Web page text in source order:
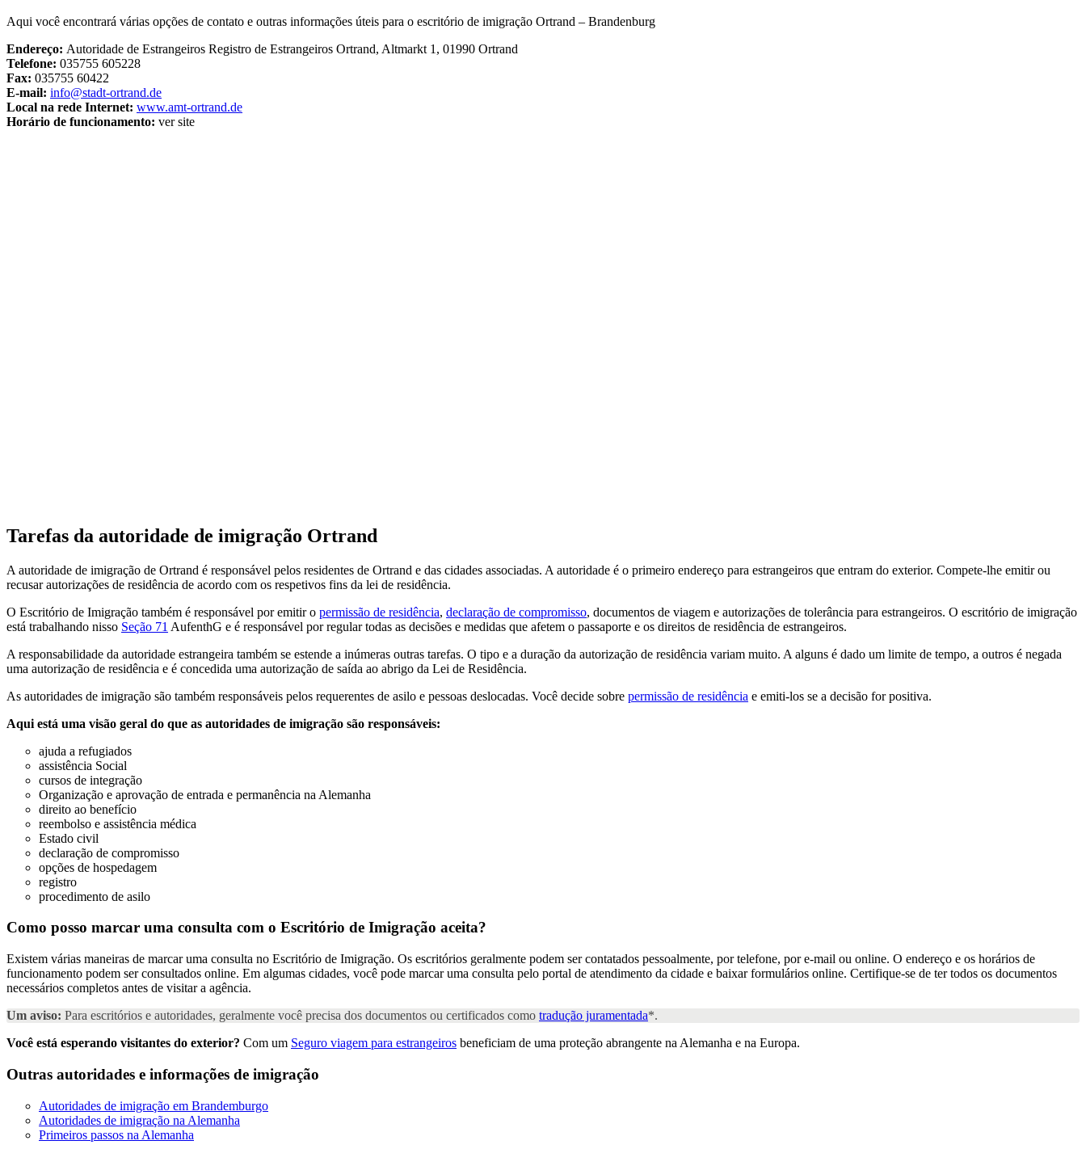
Aqui você encontrará várias opções de contato e outras informações úteis para o escritório de imigração Ortrand – Brandenburg
Endereço: Autoridade de Estrangeiros Registro de Estrangeiros Ortrand, Altmarkt 1, 01990 Ortrand
Telefone: 035755 605228
Fax: 035755 60422
E-mail: info@stadt-ortrand.de
Local na rede Internet: www.amt-ortrand.de
Horário de funcionamento: ver site
Tarefas da autoridade de imigração Ortrand
A autoridade de imigração de Ortrand é responsável pelos residentes de Ortrand e das cidades associadas. A autoridade é o primeiro endereço para estrangeiros que entram do exterior. Compete-lhe emitir ou
recusar autorizações de residência de acordo com os respetivos fins da lei de residência.
O Escritório de Imigração também é responsável por emitir o permissão de residência, declaração de compromisso, documentos de viagem e autorizações de tolerância para estrangeiros. O escritório de imigração
está trabalhando nisso Seção 71 AufenthG e é responsável por regular todas as decisões e medidas que afetem o passaporte e os direitos de residência de estrangeiros.
A responsabilidade da autoridade estrangeira também se estende a inúmeras outras tarefas. O tipo e a duração da autorização de residência variam muito. A alguns é dado um limite de tempo, a outros é negada
uma autorização de residência e é concedida uma autorização de saída ao abrigo da Lei de Residência.
As autoridades de imigração são também responsáveis pelos requerentes de asilo e pessoas deslocadas. Você decide sobre permissão de residência e emiti-los se a decisão for positiva.
Aqui está uma visão geral do que as autoridades de imigração são responsáveis:
ajuda a refugiados
assistência Social
cursos de integração
Organização e aprovação de entrada e permanência na Alemanha
direito ao benefício
reembolso e assistência médica
Estado civil
declaração de compromisso
opções de hospedagem
registro
procedimento de asilo
Como posso marcar uma consulta com o Escritório de Imigração aceita?
Existem várias maneiras de marcar uma consulta no Escritório de Imigração. Os escritórios geralmente podem ser contatados pessoalmente, por telefone, por e-mail ou online. O endereço e os horários de
funcionamento podem ser consultados online. Em algumas cidades, você pode marcar uma consulta pelo portal de atendimento da cidade e baixar formulários online. Certifique-se de ter todos os documentos
necessários completos antes de visitar a agência.
Um aviso: Para escritórios e autoridades, geralmente você precisa dos documentos ou certificados como tradução juramentada*.
Você está esperando visitantes do exterior? Com um Seguro viagem para estrangeiros beneficiam de uma proteção abrangente na Alemanha e na Europa.
Outras autoridades e informações de imigração
Autoridades de imigração em Brandemburgo
Autoridades de imigração na Alemanha
Primeiros passos na Alemanha